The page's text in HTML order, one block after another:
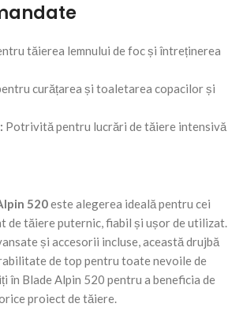
tăierea lemnului de foc și întreținerea
curățarea și toaletarea copacilor și
Potrivită pentru lucrări de tăiere intensivă
520este alegerea ideală pentru cei
de tăiere puternic, fiabil și ușor de utilizat.
și accesorii incluse, această drujbă
de top pentru toate nevoile de
în Blade Alpin 520 pentru a beneficia de
proiect de tăiere.